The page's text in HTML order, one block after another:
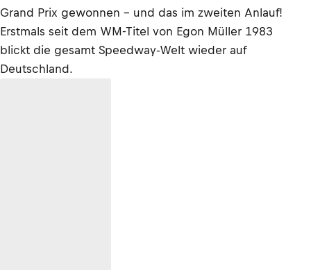
Grand Prix gewonnen – und das im zweiten Anlauf!
Erstmals seit dem WM-Titel von Egon Müller 1983
blickt die gesamt Speedway-Welt wieder auf
Deutschland.